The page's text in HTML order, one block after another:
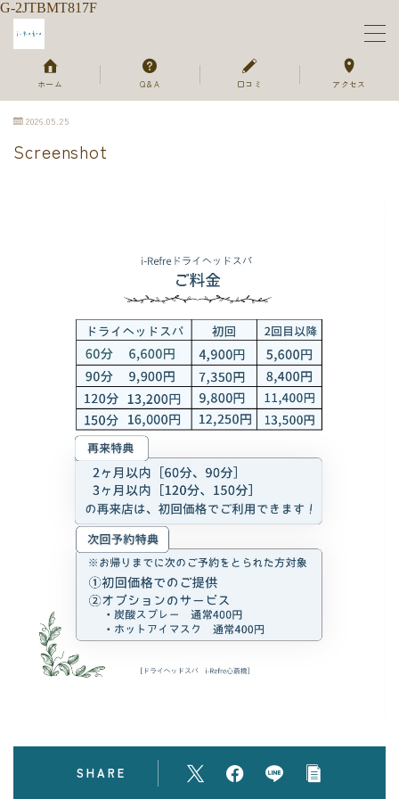
G-2JTBMT817F
MENU
ホーム
よくあるご質問
お客様のお声
ホーム Q＆A 口コミ アクセス
2026.05.25
Screenshot
SHARE